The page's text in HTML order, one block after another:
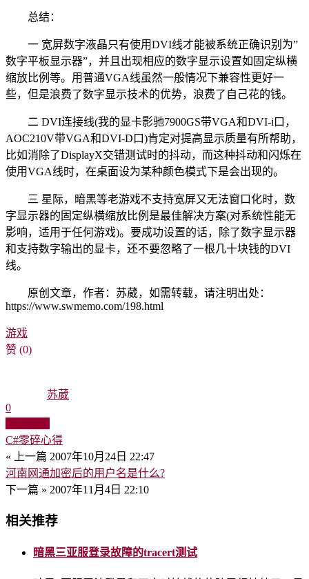
总结：
一 宽屏数字液晶只有使用DVI线才能被系统正确识别为”
数字平板显示器”，并且出现相应的数字显示设置如固定纵横
缩放比例等。用普通VGA线虽然一般情况下兼容性更好一
些，但是浪费了数字显示技术的优势，浪费了自己花的钱。
二 DVI连接线(我的显卡影驰7900GS带VGA和DVI-i口，
AOC210V带VGA和DVI-D口)肯定对提高显示质量有所帮助，
比如消除了DisplayX交错测试时的抖动，而这种抖动和闪烁在
使用VGA线时，在桌面设为某种颜色模式下是会出现的。
三 星际，暗黑等老游戏不支持宽屏又无法窗口化时，数
字显示器的固定纵横缩放比例是最佳解决方案(对系统性能无
影响，适用于任何游戏)。要成功设置的话，除了数字显示器
和支持数字输出的显卡，还不要忽略了一根几十块钱的DVI
线。
原创文章，作者：苏葳，如需转载，请注明出处：
https://www.swmemo.com/198.html
游戏
赞 (0)
苏葳
0
C#零碎心得
« 上一篇 2007年10月24日 22:47
河南网通加密后的用户名是什么?
下一篇 » 2007年11月4日 22:10
相关推荐
暗黑三亚服登录故障的tracert测试